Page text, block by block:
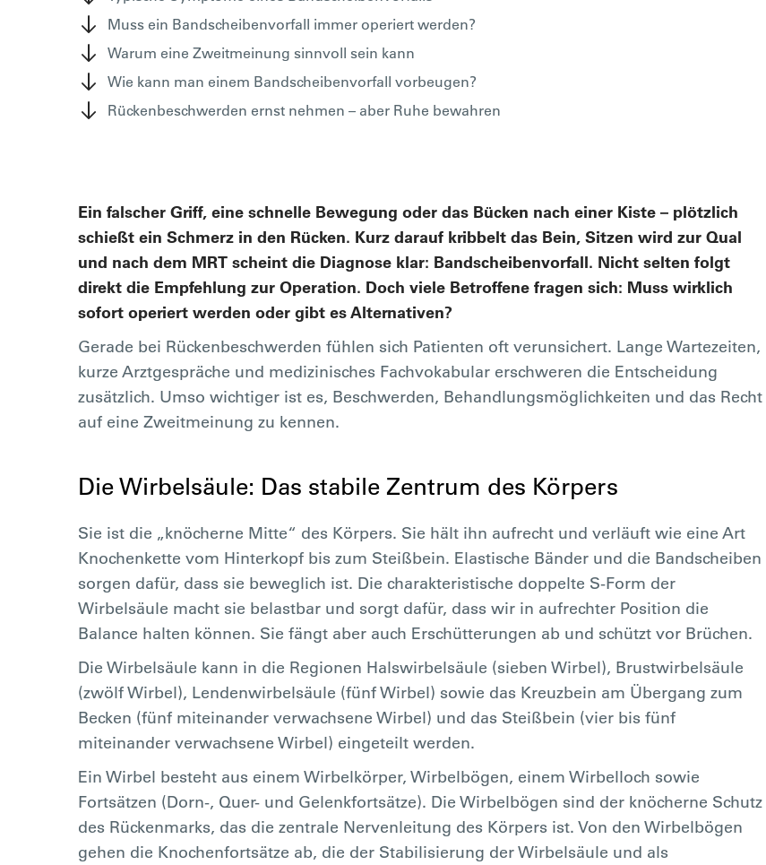
Muss ein Bandscheibenvorfall immer operiert werden?
Warum eine Zweitmeinung sinnvoll sein kann
Wie kann man einem Bandscheibenvorfall vorbeugen?
Rückenbeschwerden ernst nehmen – aber Ruhe bewahren
Ein falscher Griff, eine schnelle Bewegung oder das Bücken nach einer Kiste – plötzlich
schießt ein Schmerz in den Rücken. Kurz darauf kribbelt das Bein, Sitzen wird zur Qual
und nach dem MRT scheint die Diagnose klar: Bandscheibenvorfall. Nicht selten folgt
direkt die Empfehlung zur Operation. Doch viele Betroffene fragen sich: Muss wirklich
sofort operiert werden oder gibt es Alternativen?
Gerade bei Rückenbeschwerden fühlen sich Patienten oft verunsichert. Lange Wartezeiten,
kurze Arztgespräche und medizinisches Fachvokabular erschweren die Entscheidung
zusätzlich. Umso wichtiger ist es, Beschwerden, Behandlungsmöglichkeiten und das Recht
auf eine Zweitmeinung zu kennen.
Die Wirbelsäule: Das stabile Zentrum des Körpers
Sie ist die „knöcherne Mitte“ des Körpers. Sie hält ihn aufrecht und verläuft wie eine Art
Knochenkette vom Hinterkopf bis zum Steißbein. Elastische Bänder und die Bandscheiben
sorgen dafür, dass sie beweglich ist. Die charakteristische doppelte S-Form der
Wirbelsäule macht sie belastbar und sorgt dafür, dass wir in aufrechter Position die
Balance halten können. Sie fängt aber auch Erschütterungen ab und schützt vor Brüchen.
Die Wirbelsäule kann in die Regionen Halswirbelsäule (sieben Wirbel), Brustwirbelsäule
(zwölf Wirbel), Lendenwirbelsäule (fünf Wirbel) sowie das Kreuzbein am Übergang zum
Becken (fünf miteinander verwachsene Wirbel) und das Steißbein (vier bis fünf
miteinander verwachsene Wirbel) eingeteilt werden.
Ein Wirbel besteht aus einem Wirbelkörper, Wirbelbögen, einem Wirbelloch sowie
Fortsätzen (Dorn-, Quer- und Gelenkfortsätze). Die Wirbelbögen sind der knöcherne Schutz
des Rückenmarks, das die zentrale Nervenleitung des Körpers ist. Von den Wirbelbögen
gehen die Knochenfortsätze ab, die der Stabilisierung der Wirbelsäule und als